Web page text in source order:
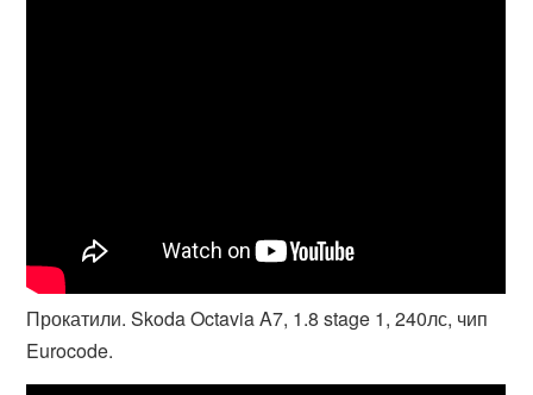
Прокатили. Skoda Octavia A7, 1.8 stage 1, 240лс, чип
Eurocode.